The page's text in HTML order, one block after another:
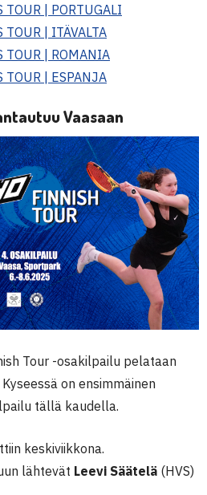
| PORTUGALI
| ITÄVALTA
TOUR | ROMANIA
| ESPANJA
Vaasaan
Tour -osakilpailu pelataan
on ensimmäinen
tällä kaudella.
keskiviikkona.
lähtevät Leevi Säätelä (HVS)